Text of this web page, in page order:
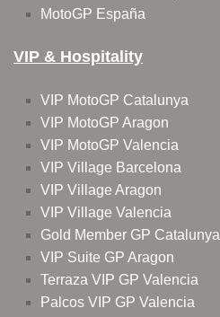
MotoGP España
VIP & Hospitality
VIP MotoGP Catalunya
VIP MotoGP Aragon
VIP MotoGP Valencia
VIP Village Barcelona
VIP Village Aragon
VIP Village Valencia
Gold Member GP Catalunya
VIP Suite GP Aragon
Terraza VIP GP Valencia
Palcos VIP GP Valencia